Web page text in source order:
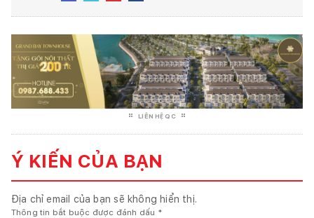
LIÊN HỆ QC
Ý KIẾN CỦA BẠN
Địa chỉ email của bạn sẽ không hiển thị.
Thông tin bắt buộc được đánh dấu *